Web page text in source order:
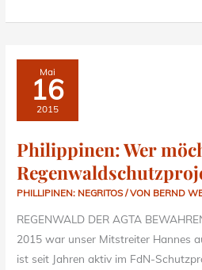
Mai
16
2015
Philippinen: Wer
PHILLIPINEN: NEGRITOS/ VON BERND
REGENWALD DER AGTA
2015 war unser Mitstreiter Hannes
ist seit Jahren aktiv im FdN-
PHILIPPINEN:
WER
MÖCHTE
REGENWALDSCHUTZPROJEKT
HELFEN?